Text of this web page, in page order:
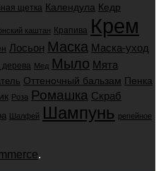
щетка Календула Кедр
каштан Крапива Крем
Лосьон Маска Маска-уход
дерева Мед Мыло Мята
Оттеночный бальзам Пенка
Роза Ромашка Скраб
Шалфей Шампунь репейное
.